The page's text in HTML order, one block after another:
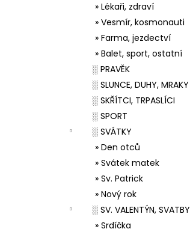
» Lékaři, zdraví
» Vesmír, kosmonauti
» Farma, jezdectví
» Balet, sport, ostatní
░ PRAVĚK
░ SLUNCE, DUHY, MRAKY
░ SKŘÍTCI, TRPASLÍCI
░ SPORT
░ SVÁTKY
» Den otců
» Svátek matek
» Sv. Patrick
» Nový rok
░ SV. VALENTÝN, SVATBY
» Srdíčka